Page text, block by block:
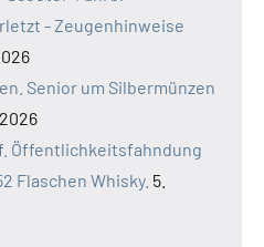
- Zeugenhinweise
Senior um Silbermünzen
Öffentlichkeitsfahndung
Flaschen Whisky. 5.